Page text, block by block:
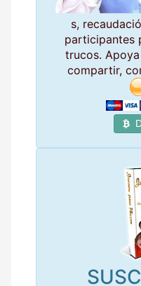
s,
participantes
trucos.
compartir,